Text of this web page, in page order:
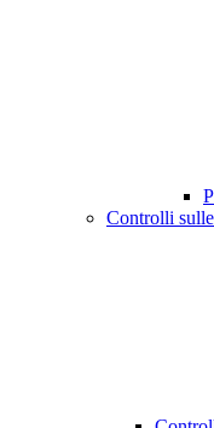
Controlli